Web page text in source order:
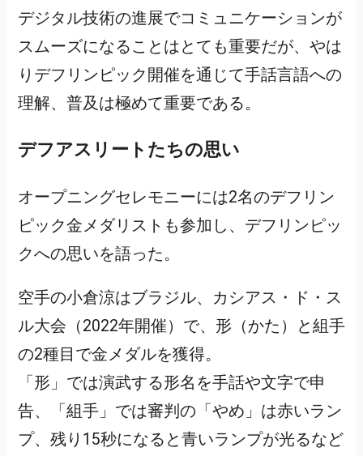
デジタル技術の進展でコミュニケーションが
スムーズになることはとても重要だが、やは
りデフリンピック開催を通じて手話言語への
理解、普及は極めて重要である。
デフアスリートたちの思い
オープニングセレモニーには2名のデフリン
ピック金メダリストも参加し、デフリンピッ
クへの思いを語った。
空手の小倉涼はブラジル、カシアス・ド・ス
ル大会（2022年開催）で、形（かた）と組手
の2種目で金メダルを獲得。
「形」では演武する形名を手話や文字で申
告、「組手」では審判の「やめ」は赤いラン
プ、残り15秒になると青いランプが光るなど